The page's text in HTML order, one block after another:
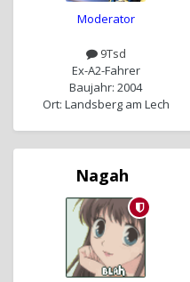
Moderator
9Tsd
Ex-A2-Fahrer
Baujahr: 2004
Ort: Landsberg am Lech
Nagah